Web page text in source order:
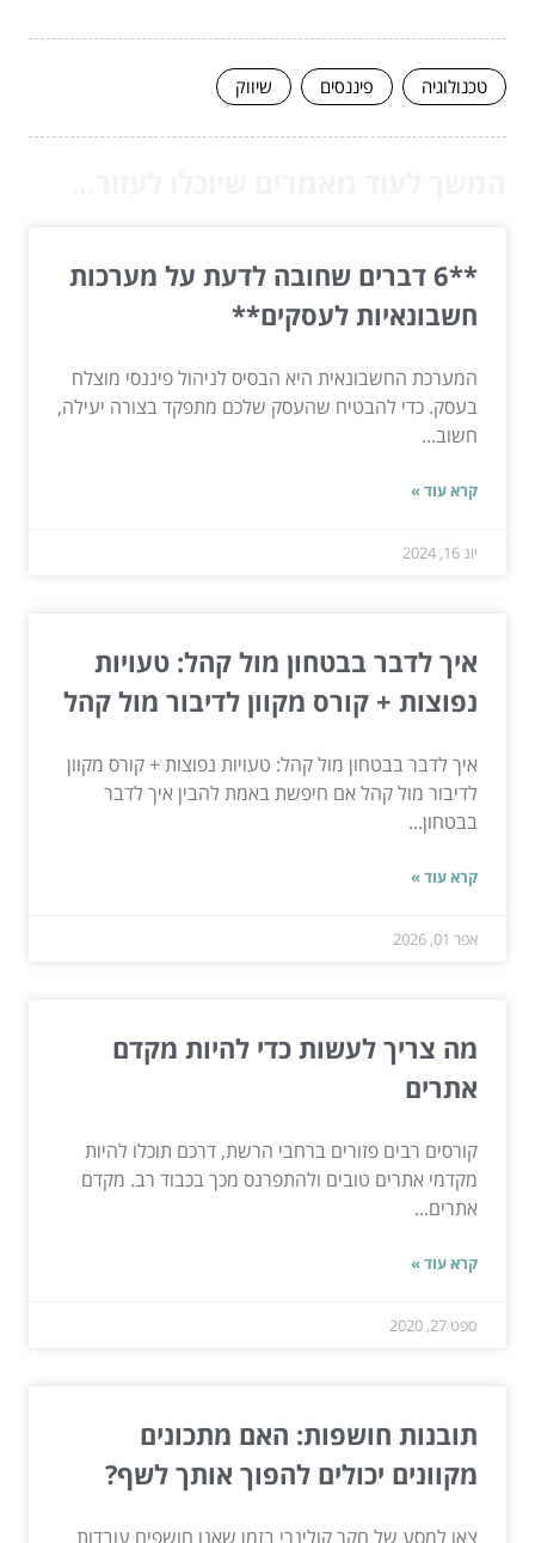
טכנולוגיה פיננסים שיווק
**6 דברים שחובה לדעת על מערכות
חשבונאיות לעסקים**
המערכת החשבונאית היא הבסיס לניהול פיננסי מוצלח
בעסק. כדי להבטיח שהעסק שלכם מתפקד בצורה יעילה,
חשוב...
קרא עוד »
יונ 16, 2024
איך לדבר בבטחון מול קהל: טעויות
נפוצות + קורס מקוון לדיבור מול קהל
איך לדבר בבטחון מול קהל: טעויות נפוצות + קורס מקוון
לדיבור מול קהל אם חיפשת באמת להבין איך לדבר
בבטחון...
קרא עוד »
אפר 01, 2026
מה צריך לעשות כדי להיות מקדם
אתרים
קורסים רבים פזורים ברחבי הרשת, דרכם תוכלו להיות
מקדמי אתרים טובים ולהתפרנס מכך בכבוד רב. מקדם
אתרים...
קרא עוד »
ספט 27, 2020
תובנות חושפות: האם מתכונים
מקוונים יכולים להפוך אותך לשף?
צאו למסע של חקר קולינרי בזמן שאנו חושפים עובדות